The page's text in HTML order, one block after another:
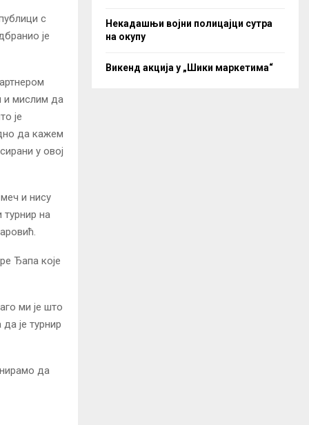
с
је
и мислим да
је
да кажем
у овој
меч и нису
турнир на
Ђапа које
ми је што
је турнир
да
Некадашњи војни полицајци сутра
на окупу
Викенд акција у „Шики маркетима“